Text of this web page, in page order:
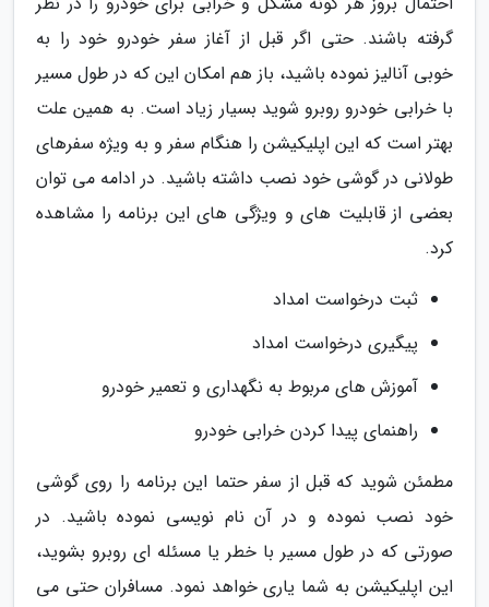
گرفته باشند. حتی اگر قبل از آغاز سفر خودرو خود را به
خوبی آنالیز نموده باشید، باز هم امکان این که در طول مسیر
با خرابی خودرو روبرو شوید بسیار زیاد است. به همین علت
بهتر است که این اپلیکیشن را هنگام سفر و به ویژه سفرهای
طولانی در گوشی خود نصب داشته باشید. در ادامه می توان
بعضی از قابلیت های و ویژگی های این برنامه را مشاهده
کرد.
ثبت درخواست امداد
پیگیری درخواست امداد
آموزش های مربوط به نگهداری و تعمیر خودرو
راهنمای پیدا کردن خرابی خودرو
مطمئن شوید که قبل از سفر حتما این برنامه را روی گوشی
خود نصب نموده و در آن نام نویسی نموده باشید. در
صورتی که در طول مسیر با خطر یا مسئله ای روبرو بشوید،
این اپلیکیشن به شما یاری خواهد نمود. مسافران حتی می